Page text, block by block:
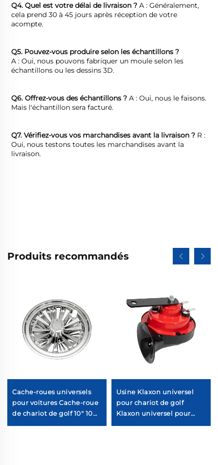
Q4. Quel est votre délai de livraison ? A : Généralement,
cela prend 30 à 45 jours après réception de votre
acompte.
Q5. Pouvez-vous produire selon les échantillons ?
A : Oui, nous pouvons fabriquer un moule selon les
échantillons ou les dessins 3D.
Q6. Offrez-vous des échantillons ? A : Oui, nous le faisons.
Mais l'échantillon sera facturé.
Q7. Vérifiez-vous vos marchandises avant la livraison ? R :
Oui, nous testons toutes les marchandises avant la
livraison.
Produits recommandés
Cache-roues universels
pour voitures Cache-roue
de chariot de golf 10" 10
Usine Klaxon universel
pour chariot de golf
Klaxon universel pour